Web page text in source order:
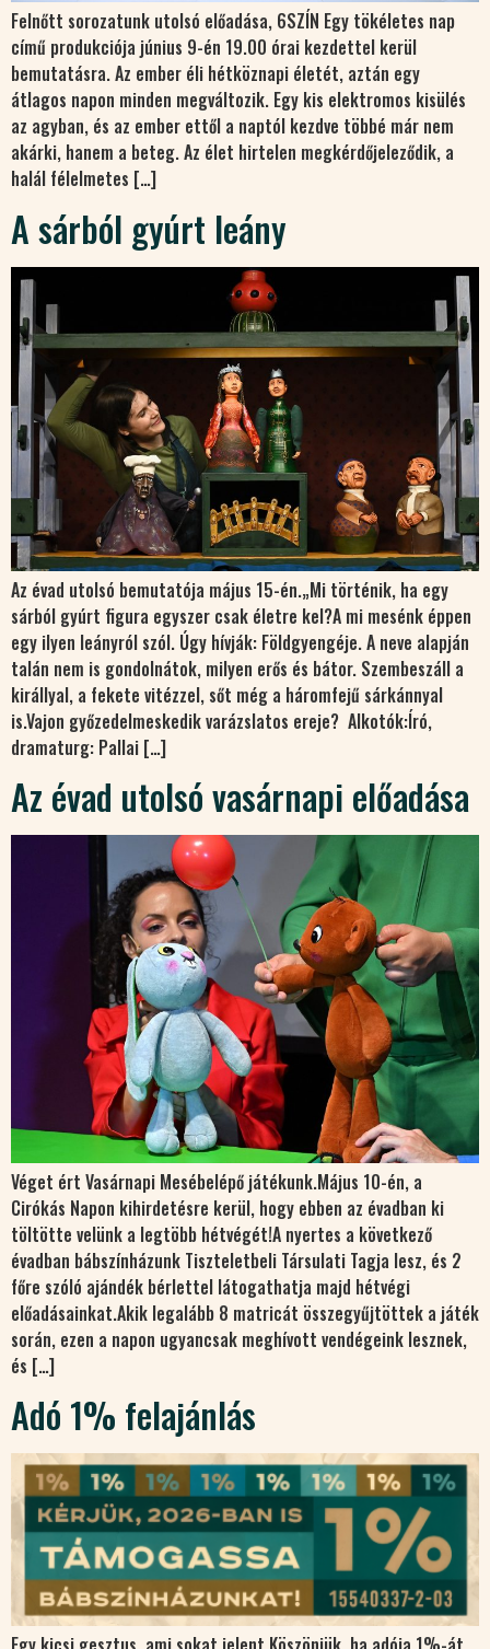
Felnőtt sorozatunk utolsó előadása, 6SZÍN Egy tökéletes nap
című produkciója június 9-én 19.00 órai kezdettel kerül
bemutatásra. Az ember éli hétköznapi életét, aztán egy
átlagos napon minden megváltozik. Egy kis elektromos kisülés
az agyban, és az ember ettől a naptól kezdve többé már nem
akárki, hanem a beteg. Az élet hirtelen megkérdőjeleződik, a
halál félelmetes […]
A sárból gyúrt leány
Az évad utolsó bemutatója május 15-én.„Mi történik, ha egy
sárból gyúrt figura egyszer csak életre kel?A mi mesénk éppen
egy ilyen leányról szól. Úgy hívják: Földgyengéje. A neve alapján
talán nem is gondolnátok, milyen erős és bátor. Szembeszáll a
királlyal, a fekete vitézzel, sőt még a háromfejű sárkánnyal
is.Vajon győzedelmeskedik varázslatos ereje? Alkotók:Író,
dramaturg: Pallai […]
Az évad utolsó vasárnapi előadása
Véget ért Vasárnapi Mesébelépő játékunk.Május 10-én, a
Cirókás Napon kihirdetésre kerül, hogy ebben az évadban ki
töltötte velünk a legtöbb hétvégét!A nyertes a következő
évadban bábszínházunk Tiszteletbeli Társulati Tagja lesz, és 2
főre szóló ajándék bérlettel látogathatja majd hétvégi
előadásainkat.Akik legalább 8 matricát összegyűjtöttek a játék
során, ezen a napon ugyancsak meghívott vendégeink lesznek,
és […]
Adó 1% felajánlás